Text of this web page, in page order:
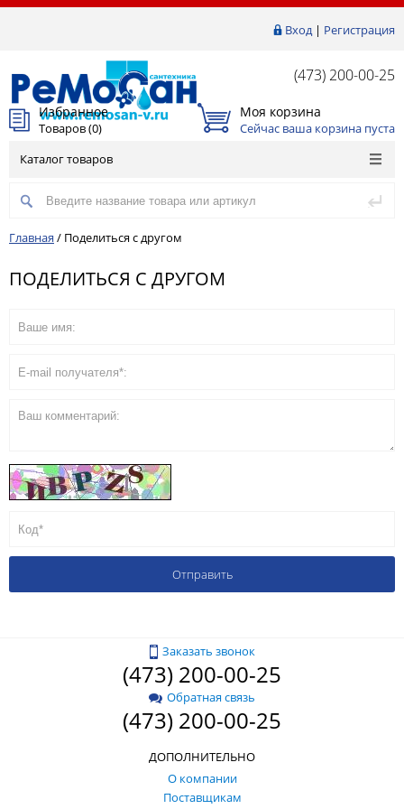
Вход| Регистрация
(473) 200-00-25
Избранное
Товаров (0)
Моя корзина
Сейчас ваша корзина пуста
Каталог товаров
Главная / Поделиться с другом
ПОДЕЛИТЬСЯ С ДРУГОМ
Заказать звонок
(473) 200-00-25
Обратная связь
(473) 200-00-25
ДОПОЛНИТЕЛЬНО
О компании
Поставщикам